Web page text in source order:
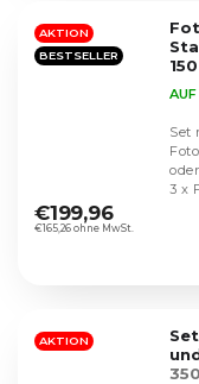
Sternen.
AKTION
BESTSELLER
durchschnittliche
Produktbewertung
Sternen.
€165,26 ohne MwSt.
€199,96
Set
3 x
AKTION